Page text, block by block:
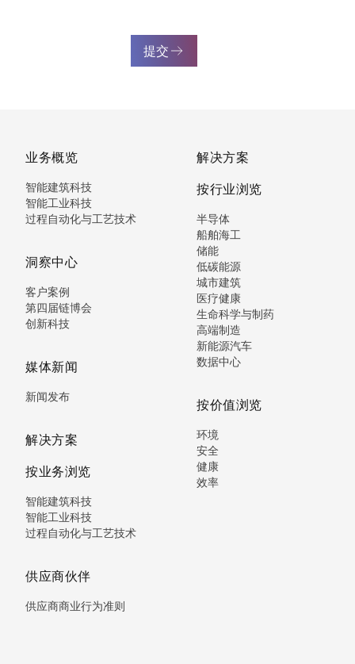
提交
业务概览
智能建筑科技
智能工业科技
过程自动化与工艺技术
洞察中心
客户案例
第四届链博会
创新科技
媒体新闻
新闻发布
解决方案
按业务浏览
智能建筑科技
智能工业科技
过程自动化与工艺技术
供应商伙伴
供应商商业行为准则
解决方案
按行业浏览
半导体
船舶海工
储能
低碳能源
城市建筑
医疗健康
生命科学与制药
高端制造
新能源汽车
数据中心
按价值浏览
环境
安全
健康
效率